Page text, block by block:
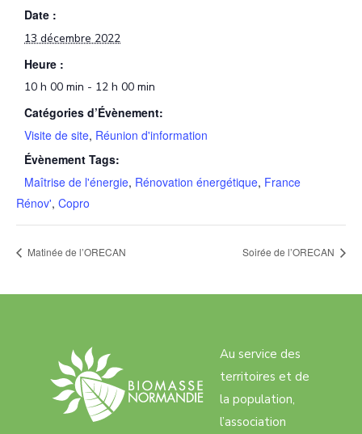
Date :
13 décembre 2022
Heure :
10 h 00 min - 12 h 00 min
Catégories d’Évènement:
Visite de site, Réunion d'information
Évènement Tags:
Maîtrise de l'énergie, Rénovation énergétique, France
Rénov', Copro
Matinée de l’ORECAN Soirée de l’ORECAN
Au service des
territoires et de
la population,
l’association